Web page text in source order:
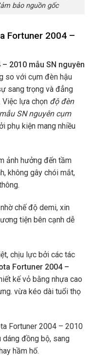
bảo nguồn gốc
Fortuner 2004 –
2010 mẫu SN nguyên
so với cụm đèn hậu
sang trọng và đẳng
Việc lựa chọn độ đèn
SN nguyên cụm
phụ kiện mang nhiều
ảnh hưởng đến tầm
không gây chói mắt,
chế độ demi, xin
tiện bên cạnh dễ
chịu lực bởi các tác
Fortuner 2004 –
kế vỏ bằng nhựa cao
vừa kéo dài tuổi thọ
Fortuner 2004 – 2010
dáng đồng bộ, sang
hầm hố.